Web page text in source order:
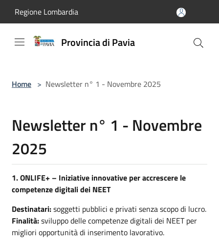
Regione Lombardia
Provincia di Pavia
Home > Newsletter n° 1 - Novembre 2025
Newsletter n° 1 - Novembre
2025
1. ONLIFE+ – Iniziative innovative per accrescere le
competenze digitali dei NEET
Destinatari:soggetti pubblici e privati senza scopo di lucro.
Finalità:sviluppo delle competenze digitali dei NEET per
migliori opportunità di inserimento lavorativo.